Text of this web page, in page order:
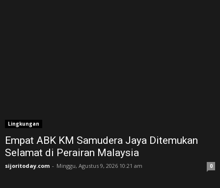
Lingkungan
Empat ABK KM Samudera Jaya Ditemukan
Selamat di Perairan Malaysia
sijoritoday.com - Minggu, Agustus 9, 2026 10:21 am 0